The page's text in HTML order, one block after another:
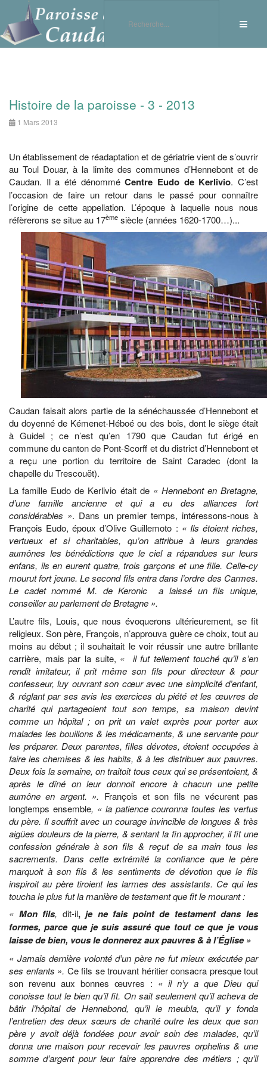
Histoire de la paroisse - 3 - 2013
1 Mars 2013
Un établissement de réadaptation et de gériatrie vient de s’ouvrir
au Toul Douar, à la limite des communes d’Hennebont et de
Caudan. Il a été dénomméCentre Eudo de Kerlivio. C’est
l’occasion de faire un retour dans le passé pour connaître
l’origine de cette appellation. L’époque à laquelle nous nous
réfèrerons se situe au 17ème siècle (années 1620-1700…)...
Caudan faisait alors partie de la sénéchaussée d’Hennebont et
du doyenné de Kémenet-Héboé ou des bois, dont le siège était
à Guidel ; ce n’est qu’en 1790 que Caudan fut érigé en
commune du canton de Pont-Scorff et du district d’Hennebont et
a reçu une portion du territoire de Saint Caradec (dont la
chapelle du Trescouët).
La famille Eudo de Kerlivio était de « Hennebont en Bretagne,
d’une famille ancienne et qui a eu des alliances fort
considérables ». Dans un premier temps, intéressons-nous à
François Eudo, époux d’Olive Guillemoto : « Ils étoient riches,
vertueux et si charitables, qu’on attribue à leurs grandes
aumônes les bénédictions que le ciel a répandues sur leurs
enfans, ils en eurent quatre, trois garçons et une fille. Celle-cy
mourut fort jeune. Le second fils entra dans l’ordre des Carmes.
Le cadet nommé M. de Keronic a laissé un fils unique,
conseiller au parlement de Bretagne ».
L’autre fils, Louis, que nous évoquerons ultérieurement, se fit
religieux. Son père, François, n’approuva guère ce choix, tout au
moins au début ; il souhaitait le voir réussir une autre brillante
carrière, mais par la suite, « il fut tellement touché qu’il s’en
rendit imitateur, il prit même son fils pour directeur & pour
confesseur, luy ouvrant son cœur avec une simplicité d’enfant,
& réglant par ses avis les exercices du piété et les œuvres de
charité qui partageoient tout son temps, sa maison devint
comme un hôpital ; on prit un valet exprès pour porter aux
malades les bouillons & les médicaments, & une servante pour
les préparer. Deux parentes, filles dévotes, étoient occupées à
faire les chemises & les habits, & à les distribuer aux pauvres.
Deux fois la semaine, on traitoit tous ceux qui se présentoient, &
après le dîné on leur donnoit encore à chacun une petite
aumône en argent. ». François et son fils ne vécurent pas
longtemps ensemble, « la patience couronna toutes les vertus
du père. Il souffrit avec un courage invincible de longues & très
aigües douleurs de la pierre, & sentant la fin approcher, il fit une
confession générale à son fils & reçut de sa main tous les
sacrements. Dans cette extrémité la confiance que le père
marquoit à son fils & les sentiments de dévotion que le fils
inspiroit au père tiroient les larmes des assistants. Ce qui les
toucha le plus fut la manière de testament que fit le mourant :
« Mon fils, dit-il,je ne fais point de testament dans les
formes, parce que je suis assuré que tout ce que je vous
laisse de bien, vous le donnerez aux pauvres & à l’Église »
« Jamais dernière volonté d’un père ne fut mieux exécutée par
ses enfants ». Ce fils se trouvant héritier consacra presque tout
son revenu aux bonnes œuvres : « il n’y a que Dieu qui
conoisse tout le bien qu’il fit. On sait seulement qu’il acheva de
bâtir l’hôpital de Hennebond, qu’il le meubla, qu’il y fonda
l’entretien des deux sœurs de charité outre les deux que son
père y avoit déjà fondées pour avoir soin des malades, qu’il
donna une maison pour recevoir les pauvres orphelins & une
somme d’argent pour leur faire apprendre des métiers ; qu’il